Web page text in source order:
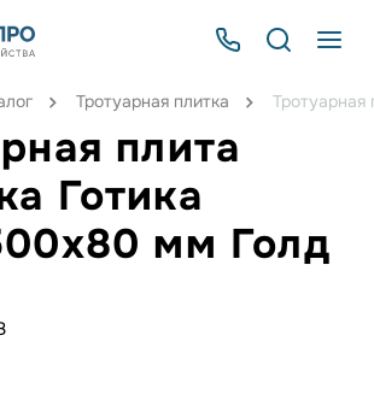
Тротуарная плитка
плита
Готика
мм Голд